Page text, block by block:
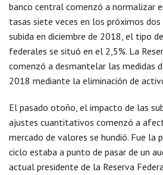
banco central comenzó a normalizar
tasas siete veces en los próximos
subida en diciembre de 2018, el tipo
federales se situó en el 2,5%. La
comenzó a desmantelar las medidas
2018 mediante la eliminación de
El pasado otoño, el impacto de las
ajustes cuantitativos comenzó a
mercado de valores se hundió. Fue la
ciclo estaba a punto de pasar de un
actual presidente de la Reserva